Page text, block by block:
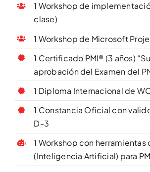
1 Workshop de
clase)
1 Workshop de Microsoft
1 Certificado PMI® (3 años)
aprobación del Examen del
1 Diploma Internacional de
1 Constancia Oficial con
D-3
1 Workshop con herramientas
(Inteligencia Artificial) para